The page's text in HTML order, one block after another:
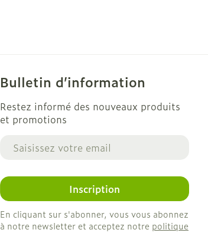
Bulletin d’information
Restez informé des nouveaux produits
et promotions
Adresse mail
Inscription
En cliquant sur s'abonner, vous vous abonnez
à notre newsletter et acceptez notre politique